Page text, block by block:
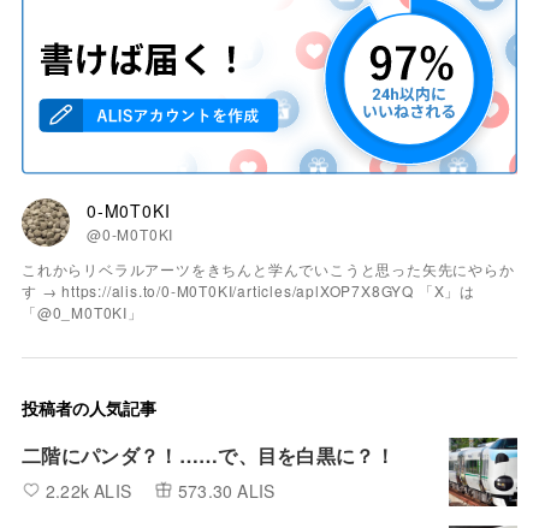
0-M0T0KI
@0-M0T0KI
これからリベラルアーツをきちんと学んでいこうと思った矢先にやらか
す → https://alis.to/0-M0T0KI/articles/aplXOP7X8GYQ 「X」は
「@0_M0T0KI」
投稿者の人気記事
二階にパンダ？！……で、目を白黒に？！
2.22k ALIS 573.30 ALIS